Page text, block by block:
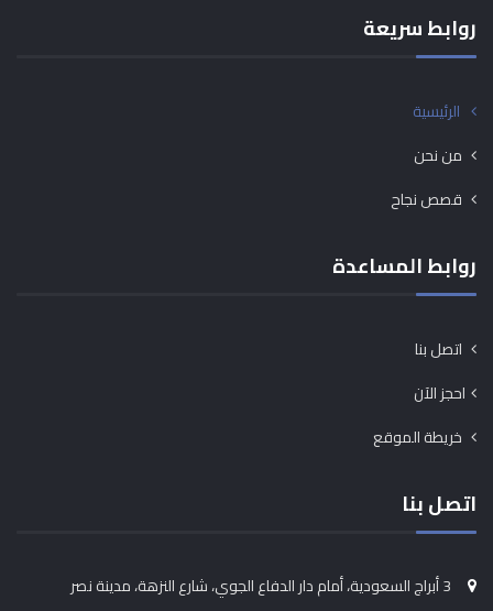
روابط سريعة
الرئيسية
من نحن
قصص نجاح
روابط المساعدة
اتصل بنا
احجز الآن
خريطة الموقع
اتصل بنا
3 أبراج السعودية، أمام دار الدفاع الجوي، شارع النزهة، مدينة نصر